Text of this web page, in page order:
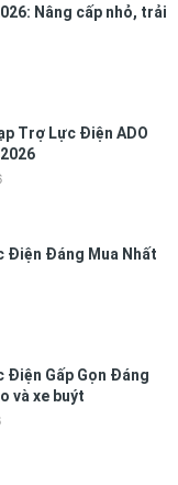
Nâng cấp nhỏ, trải
Trợ Lực Điện ADO
Điện Đáng Mua Nhất
Điện Gấp Gọn Đáng
và xe buýt